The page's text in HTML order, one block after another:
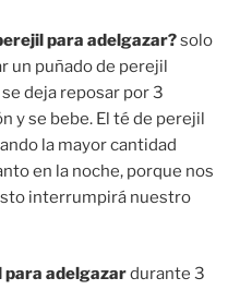
para adelgazar?solo
un puñado de perejil
deja reposar por 3
y se bebe. El té de perejil
la mayor cantidad
en la noche, porque nos
interrumpirá nuestro
para adelgazardurante 3